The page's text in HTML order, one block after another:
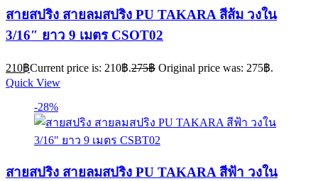
สายสปริง สายลมสปริง PU TAKARA สีส้ม วงใน
3/16″ ยาว 9 เมตร CSOT02
210฿Current price is: 210฿.275฿ Original price was: 275฿.
Quick View
-28%
สายสปริง สายลมสปริง PU TAKARA สีฟ้า วงใน